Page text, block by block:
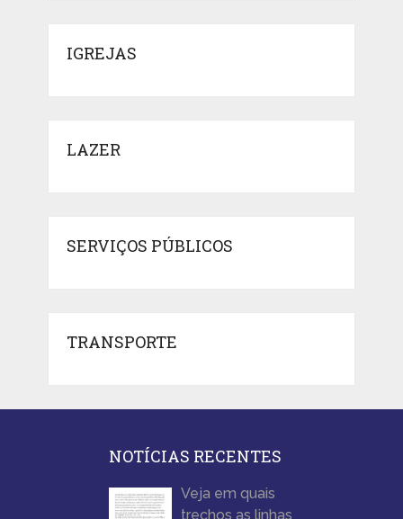
IGREJAS
LAZER
SERVIÇOS PÚBLICOS
TRANSPORTE
NOTÍCIAS RECENTES
Veja em quais
trechos as linhas